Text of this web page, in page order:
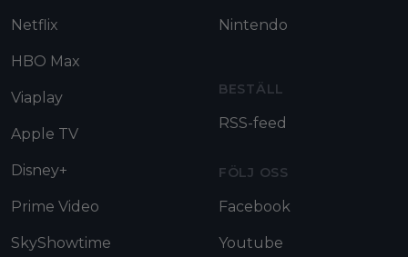
Netflix
HBO Max
Viaplay
Apple TV
Disney+
Prime Video
SkyShowtime
Nintendo
BESTÄLL
RSS-feed
FÖLJ OSS
Facebook
Youtube